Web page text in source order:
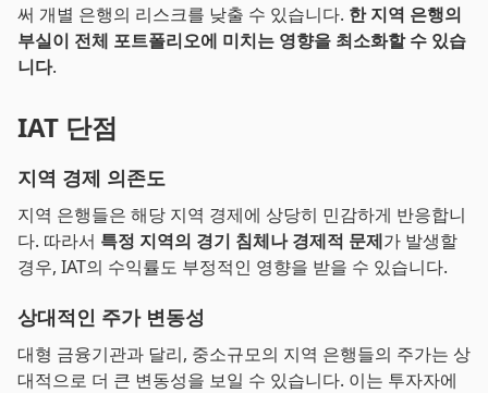
써 개별 은행의 리스크를 낮출 수 있습니다. 한 지역 은행의
부실이 전체 포트폴리오에 미치는 영향을 최소화할 수 있습
니다.
IAT 단점
지역 경제 의존도
지역 은행들은 해당 지역 경제에 상당히 민감하게 반응합니
다. 따라서 특정 지역의 경기 침체나 경제적 문제가 발생할
경우, IAT의 수익률도 부정적인 영향을 받을 수 있습니다.
상대적인 주가 변동성
대형 금융기관과 달리, 중소규모의 지역 은행들의 주가는 상
대적으로 더 큰 변동성을 보일 수 있습니다. 이는 투자자에